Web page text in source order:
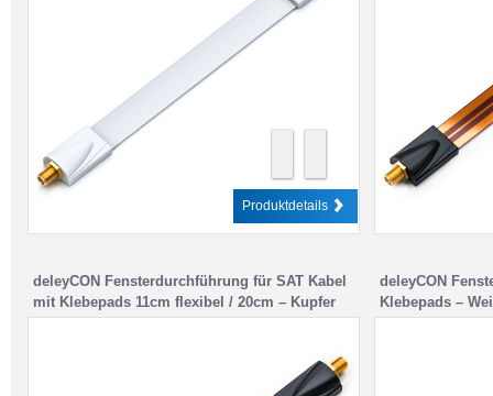
Produktdetails
deleyCON Fensterdurchführung für SAT Kabel
mit Klebepads 11cm flexibel / 20cm – Kupfer
deleyCON
Klebepads –